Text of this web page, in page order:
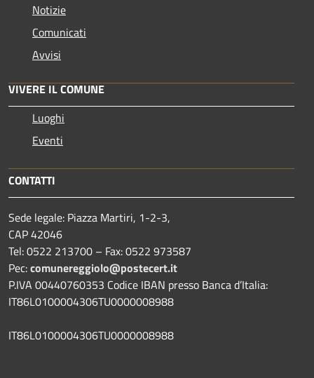
Notizie
Comunicati
Avvisi
VIVERE IL COMUNE
Luoghi
Eventi
CONTATTI
Sede legale: Piazza Martiri, 1-2-3,
CAP 42046
Tel: 0522 213700 – Fax: 0522 973587
Pec:comunereggiolo@postecert.it
P.IVA 00440760353 Codice IBAN presso Banca d’Italia:
IT86L0100004306TU0000008988
IT86L0100004306TU0000008988